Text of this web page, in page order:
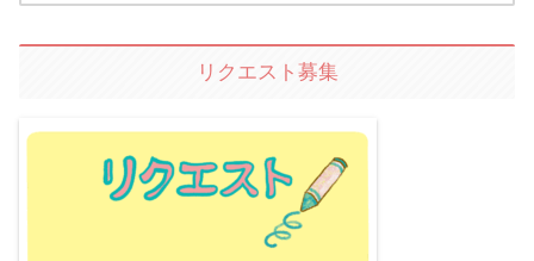
リクエスト募集